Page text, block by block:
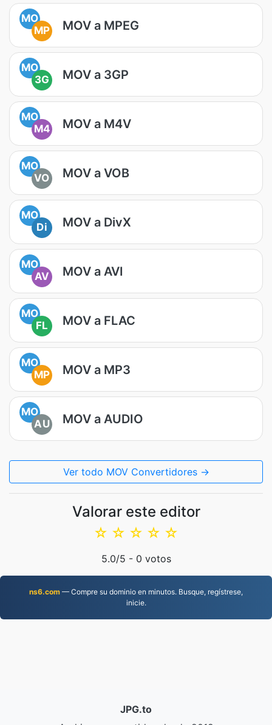
MO
MP
MOV a MPEG
MO
3G
MOV a 3GP
MO
M4
MOV a M4V
MO
VO
MOV a VOB
MO
Di
MOV a DivX
MO
AV
MOV a AVI
MO
FL
MOV a FLAC
MO
MP
MOV a MP3
MO
AU
MOV a AUDIO
Ver todo MOV Convertidores →
Valorar este editor
☆
☆
☆
☆
☆
5.0/5 - 0 votos
ns6.com — Compre su dominio en minutos. Busque, regístrese,
inicie.
JPG.to